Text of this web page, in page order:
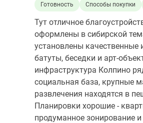
Готовность
Способы покупки
Тут отличное
оформлены в сибирской
установлены качественные
батуты, беседки и арт-
инфраструктура Колпино
социальная база, крупные
развлечения находятся в
Планировки хорошие -
продуманное зонирование